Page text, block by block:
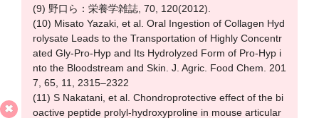
(9) 野口ら：栄養学雑誌, 70, 120(2012).
(10) Misato Yazaki, et al. Oral Ingestion of Collagen Hyd
rolysate Leads to the Transportation of Highly Concentr
ated Gly-Pro-Hyp and Its Hydrolyzed Form of Pro-Hyp i
nto the Bloodstream and Skin. J. Agric. Food Chem. 201
7, 65, 11, 2315–2322
(11) S Nakatani, et al. Chondroprotective effect of the bi
oactive peptide prolyl-hydroxyproline in mouse articular